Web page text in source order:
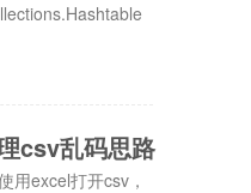
csv乱码思路
用excel打开csv，